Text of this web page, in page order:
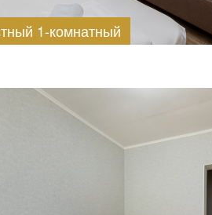
1-комнатный